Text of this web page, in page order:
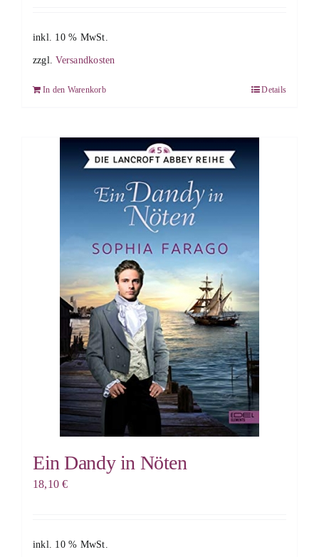
inkl. 10 % MwSt.
zzgl.Versandkosten
In den Warenkorb Details
Ein Dandy in Nöten
18,10€
inkl. 10 % MwSt.